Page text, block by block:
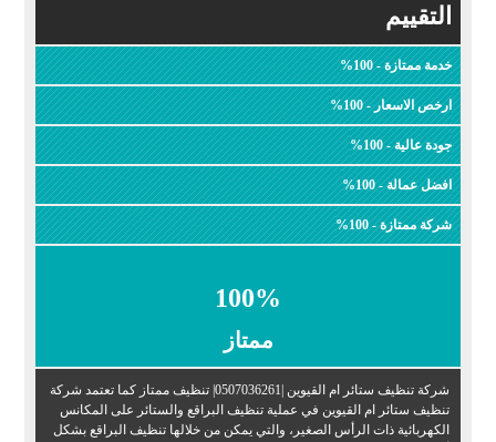
التقييم
خدمة ممتازة - 100%
ارخص الاسعار - 100%
جودة عالية - 100%
افضل عمالة - 100%
شركة ممتازة - 100%
100%
ممتاز
شركة تنظيف ستائر ام القيوين |0507036261| تنظيف ممتاز كما تعتمد شركة
تنظيف ستائر ام القيوين في عملية تنظيف البراقع والستائر على المكانس
الكهربائية ذات الرأس الصغير، والتي يمكن من خلالها تنظيف البراقع بشكل